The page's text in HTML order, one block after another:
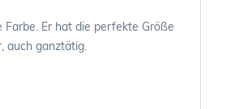
Er hat die perfekte Größe
auch ganztätig.